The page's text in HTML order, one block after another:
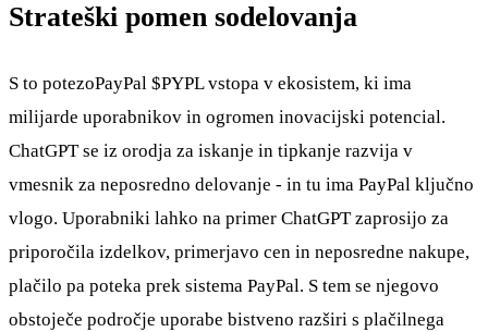
Strateški pomen sodelovanja
S to potezoPayPal $PYPLvstopa v ekosistem, ki ima
milijarde uporabnikov in ogromen inovacijski potencial.
ChatGPT se iz orodja za iskanje in tipkanje razvija v
vmesnik za neposredno delovanje - in tu ima PayPal ključno
vlogo. Uporabniki lahko na primer ChatGPT zaprosijo za
priporočila izdelkov, primerjavo cen in neposredne nakupe,
plačilo pa poteka prek sistema PayPal. S tem se njegovo
obstoječe področje uporabe bistveno razširi s plačilnega